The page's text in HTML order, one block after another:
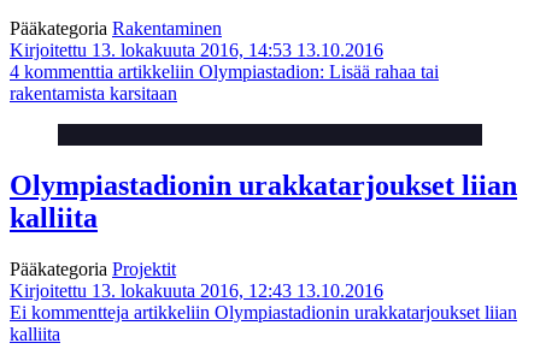
Pääkategoria Rakentaminen
Kirjoitettu 13. lokakuuta 2016, 14:53 13.10.2016
4 kommenttia artikkeliin Olympiastadion: Lisää rahaa tai
rakentamista karsitaan
Olympiastadionin urakkatarjoukset liian
kalliita
Pääkategoria Projektit
Kirjoitettu 13. lokakuuta 2016, 12:43 13.10.2016
Ei kommentteja artikkeliin Olympiastadionin urakkatarjoukset liian
kalliita